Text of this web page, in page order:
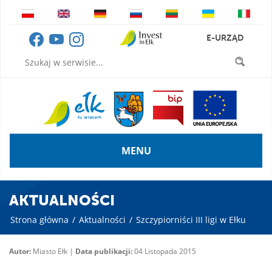
E-URZĄD
MENU
AKTUALNOŚCI
Strona główna / Aktualności / Szczypiorniści III ligi w Ełku
Autor: Miasto Ełk | Data publikacji:04 Listopada 2015